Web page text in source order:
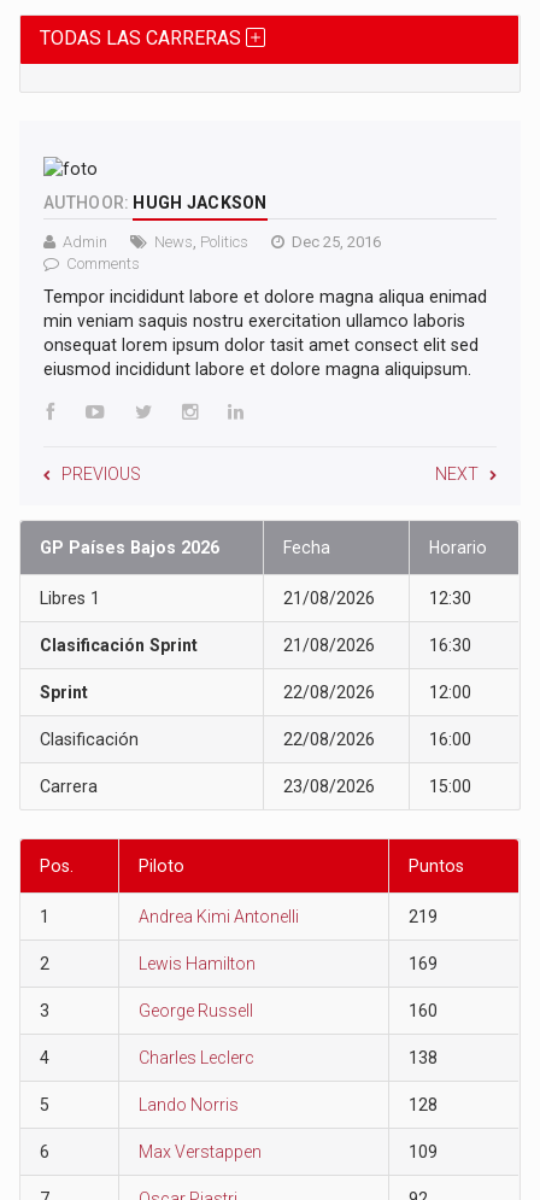
TODAS LAS CARRERAS
AUTHOOR: HUGH JACKSON
Admin News Politics
Dec 25, 2016
Comments
Tempor incididunt labore et dolore magna aliqua enimad
min veniam saquis nostru exercitation ullamco laboris
onsequat lorem ipsum dolor tasit amet consect elit sed
eiusmod incididunt labore et dolore magna aliquipsum.
PREVIOUS NEXT
GP Países Bajos 2026 Fecha Horario
Libres 1 21/08/2026 12:30
Clasificación Sprint 21/08/2026 16:30
Sprint 22/08/2026 12:00
Clasificación 22/08/2026 16:00
Carrera 23/08/2026 15:00
Pos. Piloto Puntos
1 Andrea Kimi Antonelli 219
2 Lewis Hamilton 169
3 George Russell 160
4 Charles Leclerc 138
5 Lando Norris 128
6 Max Verstappen 109